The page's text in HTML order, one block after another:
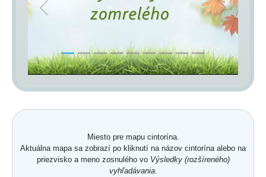
Previous Next
Miesto pre mapu cintorína.
Aktuálna mapa sa zobrazí po kliknutí na názov cintorína alebo na
priezvisko a meno zosnulého vo Výsledky (rozšíreného)
vyhľadávania.